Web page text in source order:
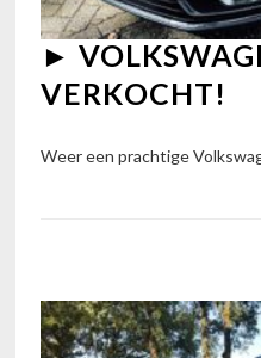
►
VERKOCHT!
Weer een prachtige